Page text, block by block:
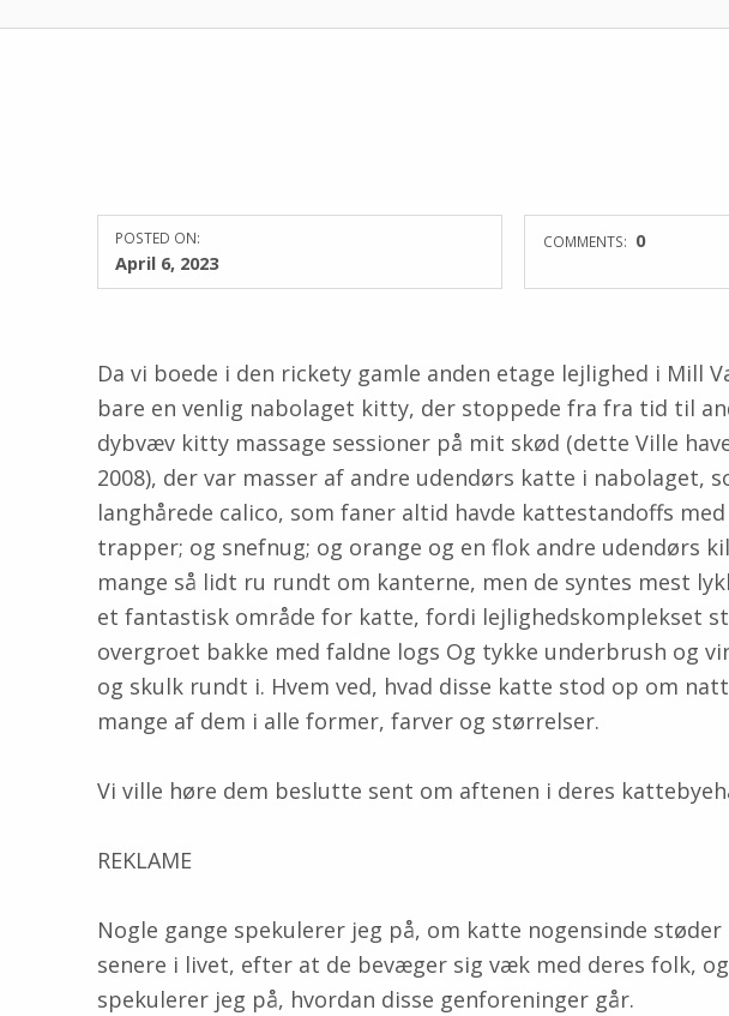
POSTED ON:
April 6, 2023
COMMENTS: 0
Da vi boede i den rickety gamle anden etage lejlighed i Mill
bare en venlig nabolaget kitty, der stoppede fra fra tid til
dybvæv kitty massage sessioner på mit skød (dette Ville
2008), der var masser af andre udendørs katte i nabolaget,
langhårede calico, som faner altid havde kattestandoffs
trapper; og snefnug; og orange og en flok andre udendørs
mange så lidt ru rundt om kanterne, men de syntes mest
et fantastisk område for katte, fordi lejlighedskomplekset
overgroet bakke med faldne logs Og tykke underbrush og
og skulk rundt i. Hvem ved, hvad disse katte stod op om
mange af dem i alle former, farver og størrelser.
Vi ville høre dem beslutte sent om aftenen i deres
REKLAME
Nogle gange spekulerer jeg på, om katte nogensinde støder
senere i livet, efter at de bevæger sig væk med deres folk,
spekulerer jeg på, hvordan disse genforeninger går.